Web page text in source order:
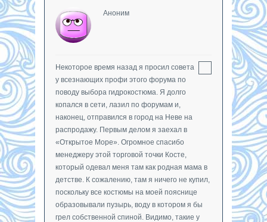
Аноним
Некоторое время назад я просил совета
у всезнающих профи этого форума по
поводу выбора гидрокостюма. Я долго
копался в сети, лазил по форумам и,
наконец, отправился в город на Неве на
распродажу. Первым делом я заехал в
«Открытое Море». Огромное спасибо
менеджеру этой торговой точки Косте,
который одевал меня там как родная мама в
детстве. К сожалению, там я ничего не купил,
поскольку все костюмы на моей пояснице
образовывали пузырь, воду в котором я бы
грел собственной спиной. Видимо, такие у